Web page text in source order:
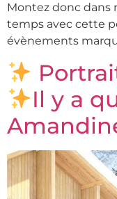
Montez donc dans
temps avec cette
évènements
Il y a